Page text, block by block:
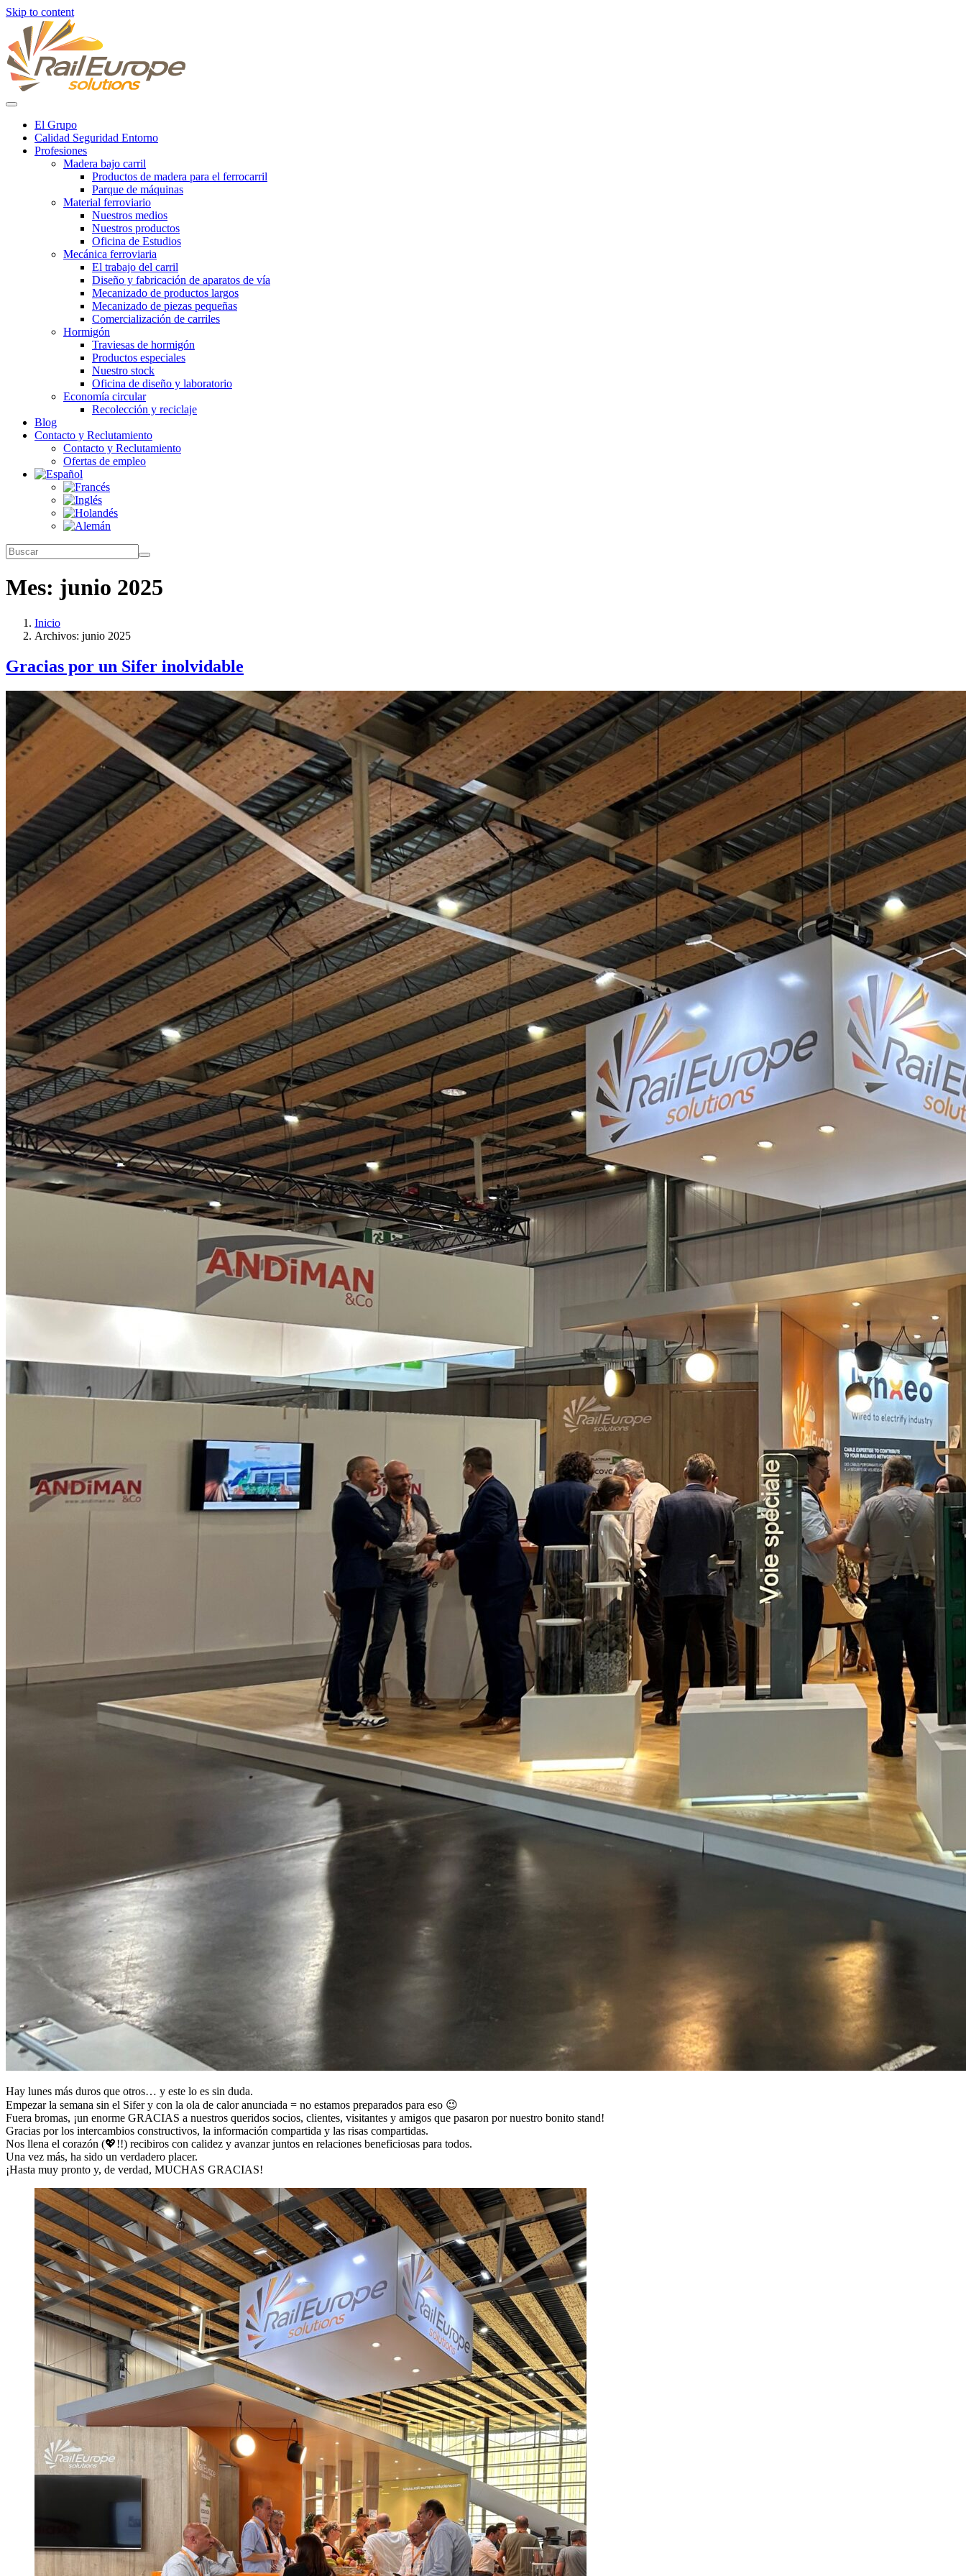
Skip to content
El Grupo
Calidad Seguridad Entorno
Profesiones
Madera bajo carril
Productos de madera para el ferrocarril
Parque de máquinas
Material ferroviario
Nuestros medios
Nuestros productos
Oficina de Estudios
Mecánica ferroviaria
El trabajo del carril
Diseño y fabricación de aparatos de vía
Mecanizado de productos largos
Mecanizado de piezas pequeñas
Comercialización de carriles
Hormigón
Traviesas de hormigón
Productos especiales
Nuestro stock
Oficina de diseño y laboratorio
Economía circular
Recolección y reciclaje
Blog
Contacto y Reclutamiento
Contacto y Reclutamiento
Ofertas de empleo
Mes: junio 2025
Inicio
Archivos: junio 2025
Gracias por un Sifer inolvidable
Hay lunes más duros que otros… y este lo es sin duda.
Empezar la semana sin el Sifer y con la ola de calor anunciada = no estamos preparados para eso 😉
Fuera bromas, ¡un enorme GRACIAS a nuestros queridos socios, clientes, visitantes y amigos que pasaron por nuestro bonito stand!
Gracias por los intercambios constructivos, la información compartida y las risas compartidas.
Nos llena el corazón (💖!!) recibiros con calidez y avanzar juntos en relaciones beneficiosas para todos.
Una vez más, ha sido un verdadero placer.
¡Hasta muy pronto y, de verdad, MUCHAS GRACIAS!